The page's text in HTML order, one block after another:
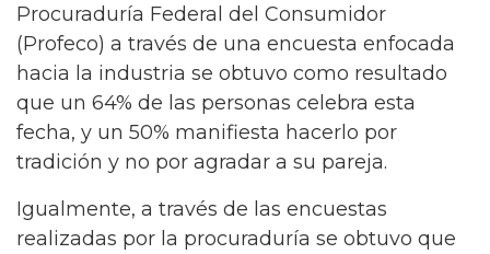
Procuraduría Federal del Consumidor
(Profeco) a través de una encuesta enfocada
hacia la industria se obtuvo como resultado
que un 64% de las personas celebra esta
fecha, y un 50% manifiesta hacerlo por
tradición y no por agradar a su pareja.
Igualmente, a través de las encuestas
realizadas por la procuraduría se obtuvo que